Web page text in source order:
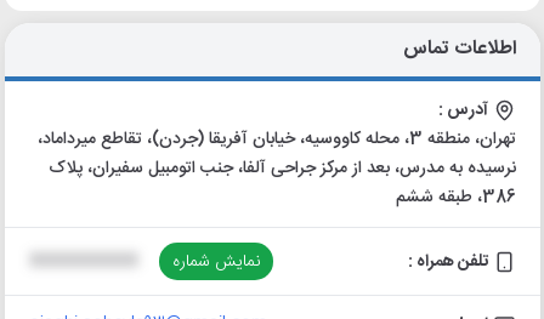
اطلاعات تماس
آدرس :
تهران، منطقه 3، محله کاووسیه، خیابان آفریقا (جردن)، تقاطع میرداماد،
نرسیده به مدرس، بعد از مرکز جراحی آلفا، جنب اتومبیل سفیران، پلاک
386، طبقه ششم
تلفن همراه : نمایش شماره